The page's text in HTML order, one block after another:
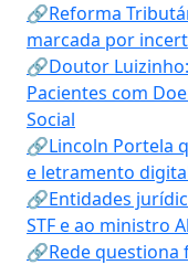
🔗Reforma
marcada por
🔗Doutor
Pacientes com
Social
🔗Lincoln Portela
e letramento
🔗Entidades
STF e ao ministro
🔗Rede questiona